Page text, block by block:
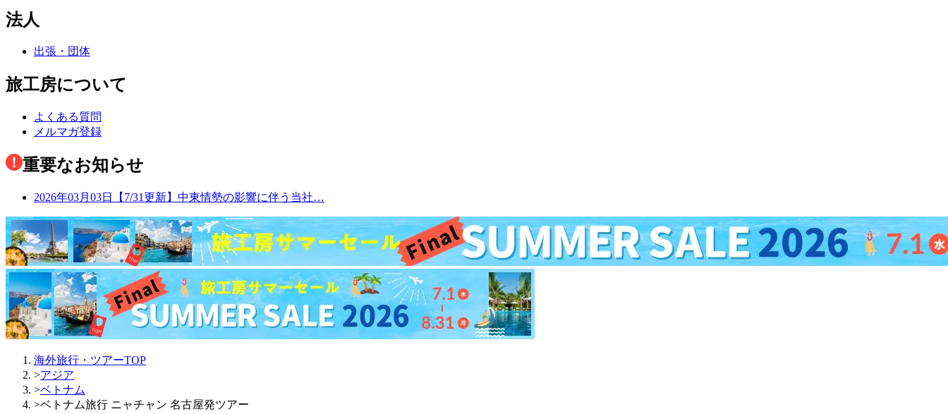
法人
出張・団体
旅工房について
よくある質問
メルマガ登録
重要なお知らせ
2026年03月03日 【7/31更新】中東情勢の影響に伴う当社…
海外旅行・ツアーTOP
>アジア
>ベトナム
>ベトナム旅行 ニャチャン 名古屋発ツアー